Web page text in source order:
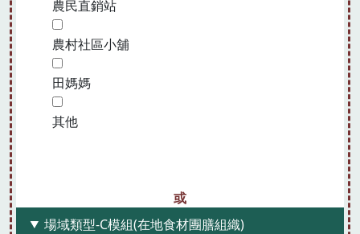
農民直銷站
農村社區小舖
田媽媽
其他
場域類型-C模組(在地食材團膳組織)